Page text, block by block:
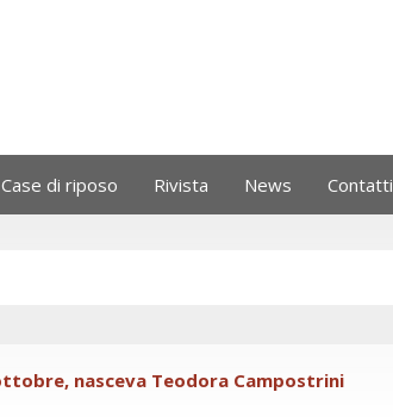
Case di riposo Rivista News Contatti
nasceva Teodora Campostrini